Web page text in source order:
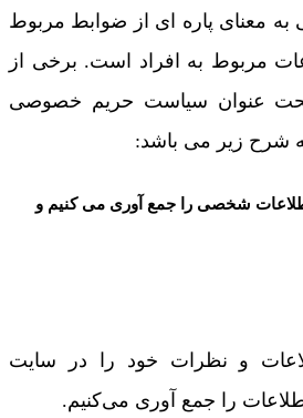
معنای پاره ای از ضوابط مربوط
مربوط به افراد است. برخی از
عنوان سیاست حریم خصوصی
شرح زیر می باشد:
شخصی را جمع آوری می کنیم و
و نظرات خود را در سایت
را جمع آوری می‌کنیم.